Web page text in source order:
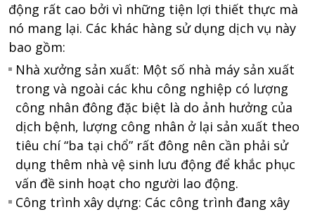
động rất cao bởi vì những tiện lợi thiết thực mà
nó mang lại. Các khác hàng sử dụng dịch vụ này
bao gồm:
Nhà xưởng sản xuất: Một số nhà máy sản xuất
trong và ngoài các khu công nghiệp có lượng
công nhân đông đặc biệt là do ảnh hưởng của
dịch bệnh, lượng công nhân ở lại sản xuất theo
tiêu chí “ba tại chổ” rất đông nên cần phải sử
dụng thêm nhà vệ sinh lưu động để khắc phục
vấn đề sinh hoạt cho người lao động.
Công trình xây dựng: Các công trình đang xây